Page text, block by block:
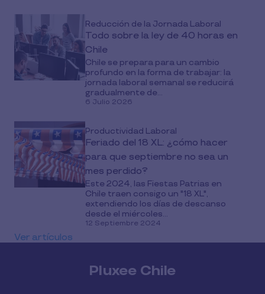
Reducción de la Jornada Laboral
Todo sobre la ley de 40 horas en
Chile
Chile se prepara para un cambio
profundo en la forma de trabajar: la
jornada laboral semanal se reducirá
gradualmente de...
6 Julio 2026
Productividad Laboral
Feriado del 18 XL: ¿cómo hacer
para que septiembre no sea un
mes perdido?
Este 2024, las Fiestas Patrias en
Chile traen consigo un "18 XL",
extendiendo los días de descanso
desde el miércoles...
12 Septiembre 2024
Ver artículos
Pluxee Chile